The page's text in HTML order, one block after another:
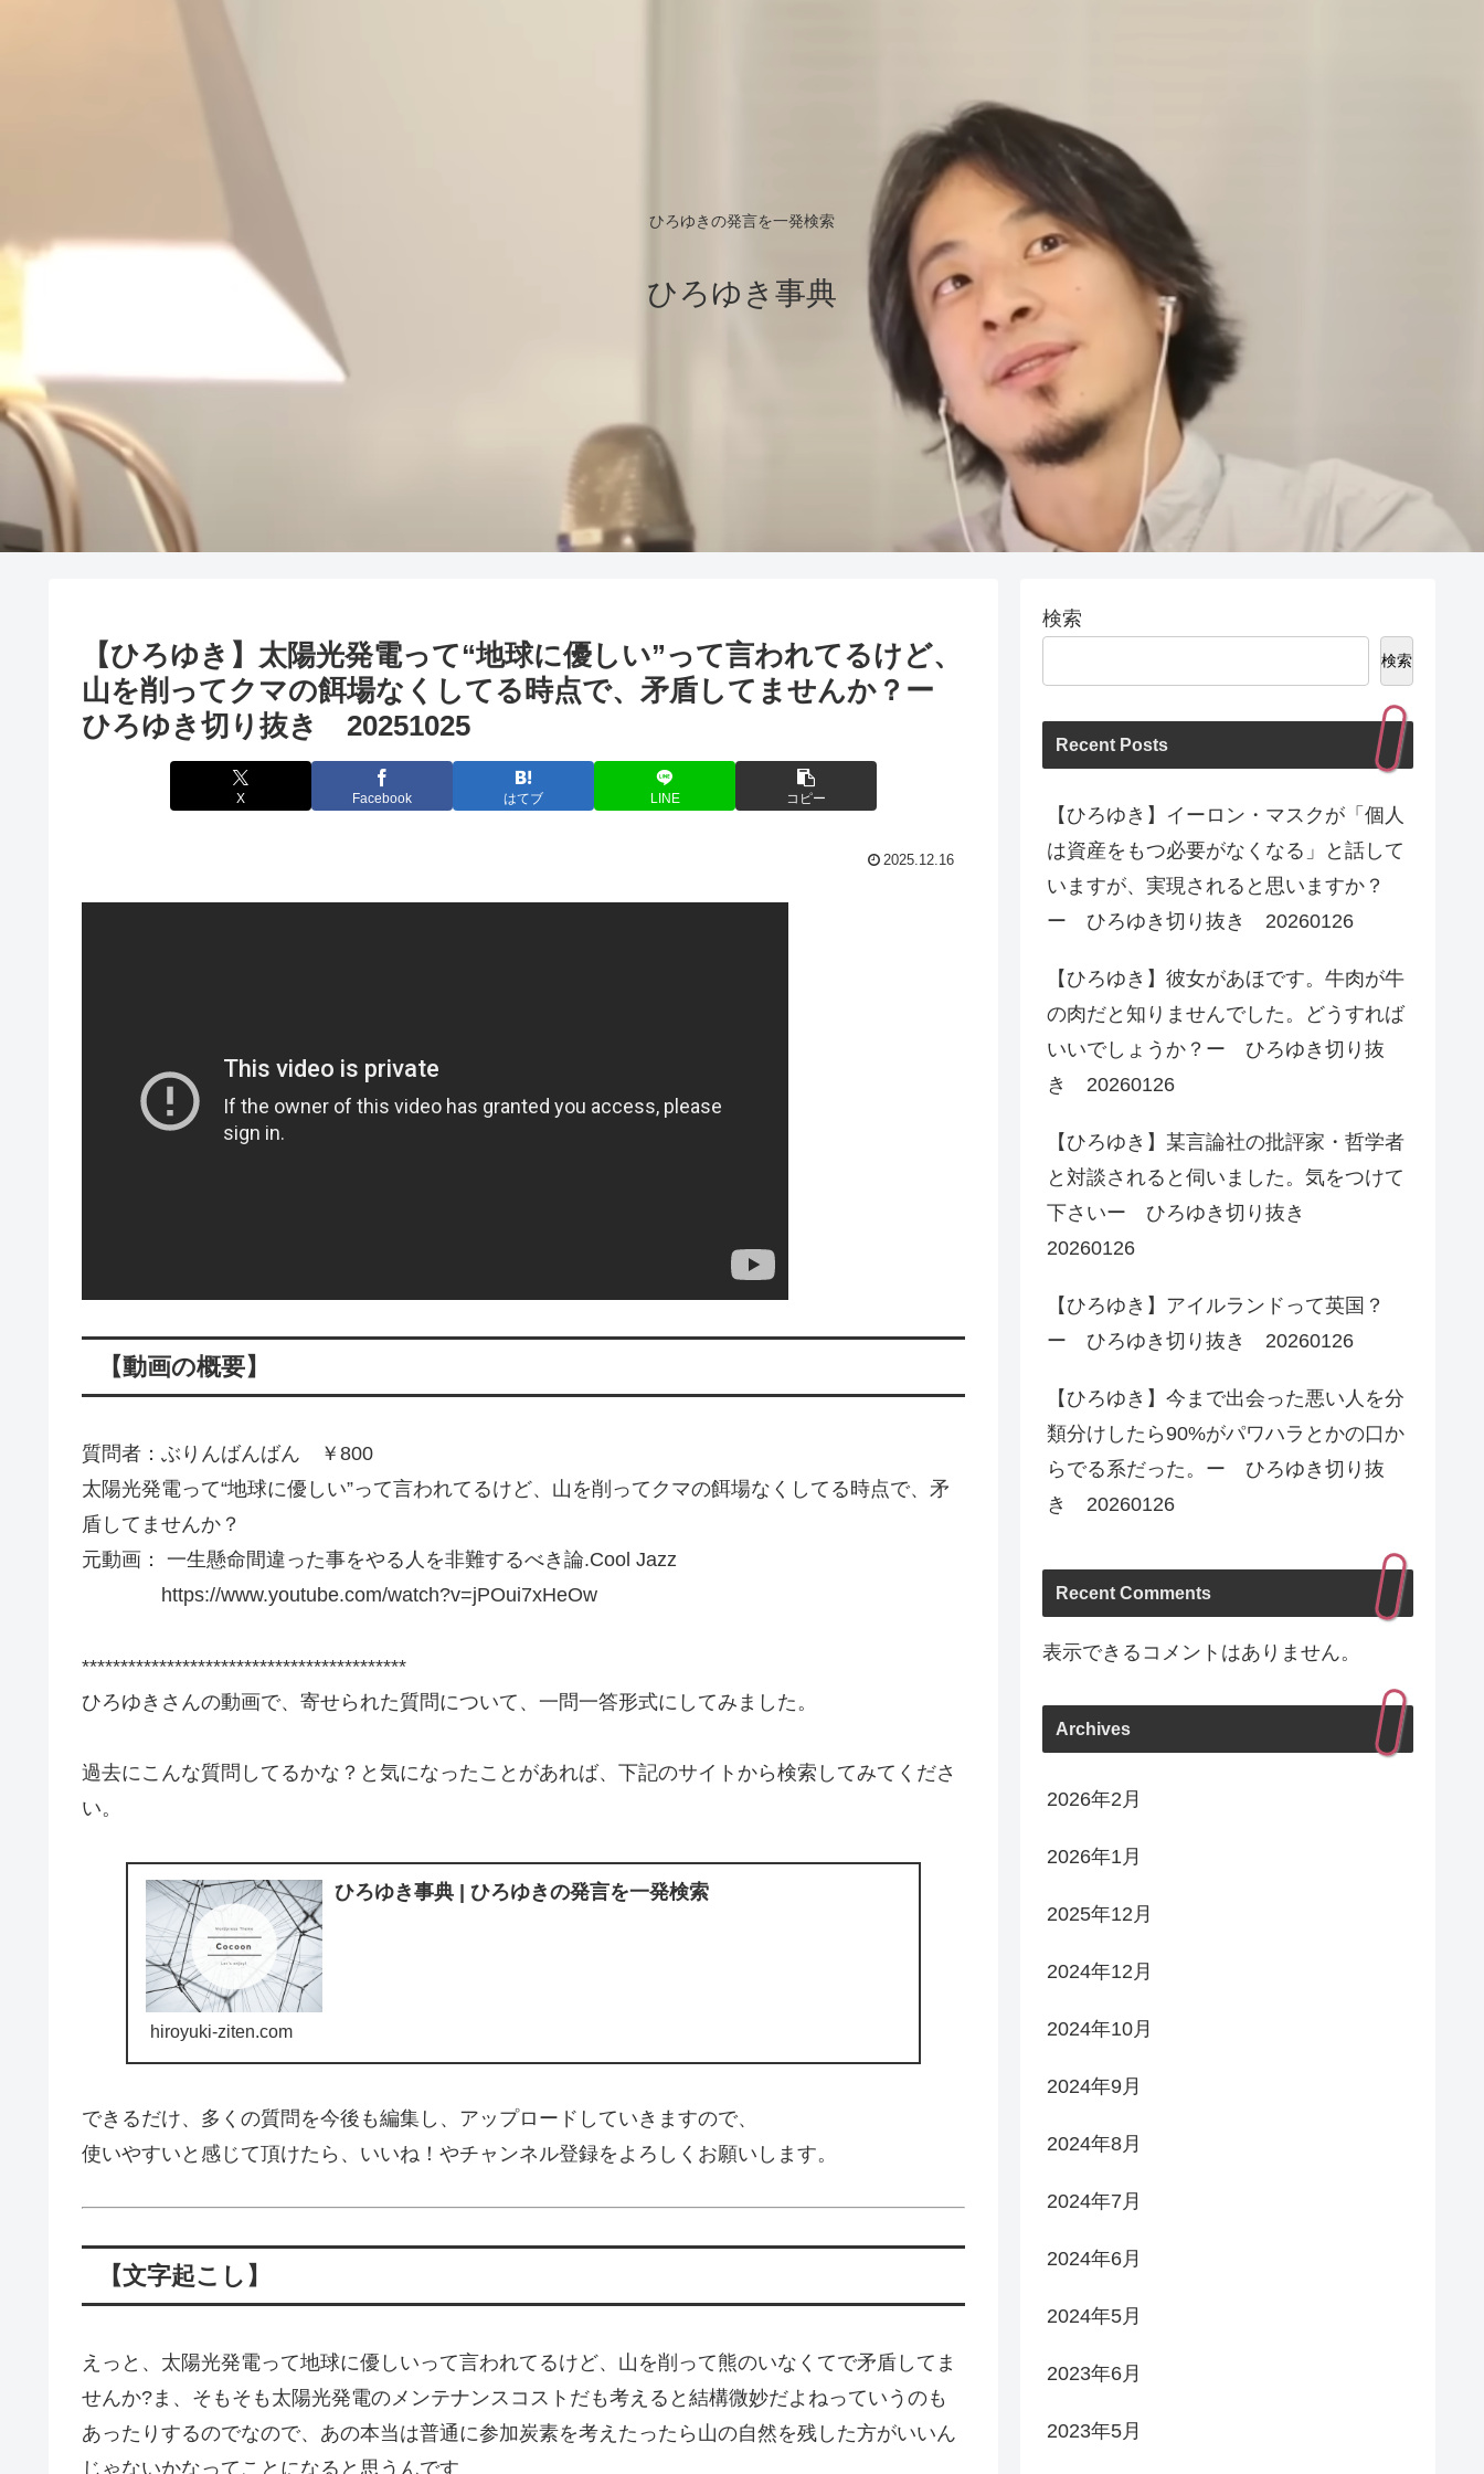
ひろゆきの発言を一発検索
ひろゆき事典
【ひろゆき】太陽光発電って“地球に優しい”って言われてるけど、
山を削ってクマの餌場なくしてる時点で、矛盾してませんか？ー
ひろゆき切り抜き 20251025
X Facebook はてブ LINE コピー
2025.12.16
【動画の概要】
質問者：ぶりんばんばん ￥800
太陽光発電って“地球に優しい”って言われてるけど、山を削ってクマの餌場なくしてる時点で、矛
盾してませんか？
元動画： 一生懸命間違った事をやる人を非難するべき論.Cool Jazz
https://www.youtube.com/watch?v=jPOui7xHeOw
******************************************
ひろゆきさんの動画で、寄せられた質問について、一問一答形式にしてみました。
過去にこんな質問してるかな？と気になったことがあれば、下記のサイトから検索してみてくださ
い。
ひろゆき事典 | ひろゆきの発言を一発検索
hiroyuki-ziten.com
できるだけ、多くの質問を今後も編集し、アップロードしていきますので、
使いやすいと感じて頂けたら、いいね！やチャンネル登録をよろしくお願いします。
【文字起こし】
えっと、太陽光発電って地球に優しいって言われてるけど、山を削って熊のいなくてで矛盾してま
せんか?ま、そもそも太陽光発電のメンテナンスコストだも考えると結構微妙だよねっていうのも
あったりするのでなので、あの本当は普通に参加炭素を考えたったら山の自然を残した方がいいん
じゃないかなってことになると思うんです
検索
検索
Recent Posts
【ひろゆき】イーロン・マスクが「個人
は資産をもつ必要がなくなる」と話して
いますが、実現されると思いますか？
ー ひろゆき切り抜き 20260126
【ひろゆき】彼女があほです。牛肉が牛
の肉だと知りませんでした。どうすれば
いいでしょうか？ー ひろゆき切り抜
き 20260126
【ひろゆき】某言論社の批評家・哲学者
と対談されると伺いました。気をつけて
下さいー ひろゆき切り抜き
20260126
【ひろゆき】アイルランドって英国？
ー ひろゆき切り抜き 20260126
【ひろゆき】今まで出会った悪い人を分
類分けしたら90%がパワハラとかの口か
らでる系だった。ー ひろゆき切り抜
き 20260126
Recent Comments
表示できるコメントはありません。
Archives
2026年2月
2026年1月
2025年12月
2024年12月
2024年10月
2024年9月
2024年8月
2024年7月
2024年6月
2024年5月
2023年6月
2023年5月